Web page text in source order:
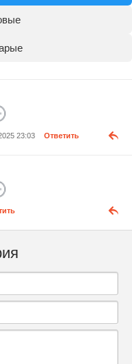
23:03 Ответить